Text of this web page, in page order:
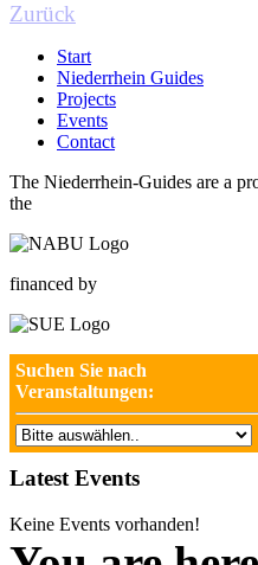
Zurück
Start
Niederrhein Guides
Projects
Events
Contact
The Niederrhein-Guides are a
the
financed by
Suchen Sie nach
Veranstaltungen:
Latest Events
Keine Events vorhanden!